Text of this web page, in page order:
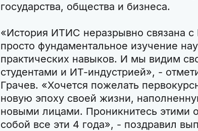
государства, общества и бизнеса.
«История ИТИС неразрывно связана
просто фундаментальное изучение
практических навыков. И мы видим
студентами и ИТ-индустрией», -
Грачев. «Хочется пожелать
новую эпоху своей жизни,
новыми лицами. Проникнитесь этими
собой все эти 4 года», - поздравил